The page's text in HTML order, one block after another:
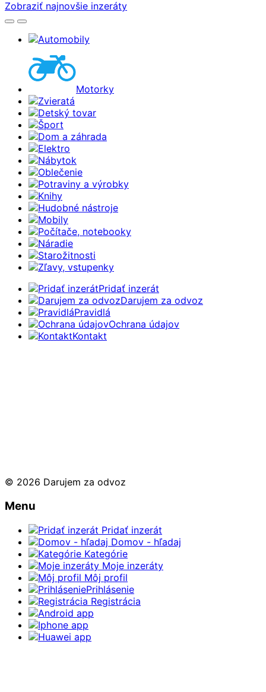
Zobraziť najnovšie inzeráty
Automobily
Motorky
Zvieratá
Detský tovar
Šport
Dom a záhrada
Elektro
Nábytok
Oblečenie
Potraviny a výrobky
Knihy
Hudobné nástroje
Mobily
Počítače, notebooky
Náradie
Starožitnosti
Zľavy, vstupenky
Pridať inzerát
Darujem za odvoz
Pravidlá
Ochrana údajov
Kontakt
© 2026 Darujem za odvoz
Menu
Pridať inzerát
Domov - hľadaj
Kategórie
Moje inzeráty
Môj profil
Prihlásenie
Registrácia